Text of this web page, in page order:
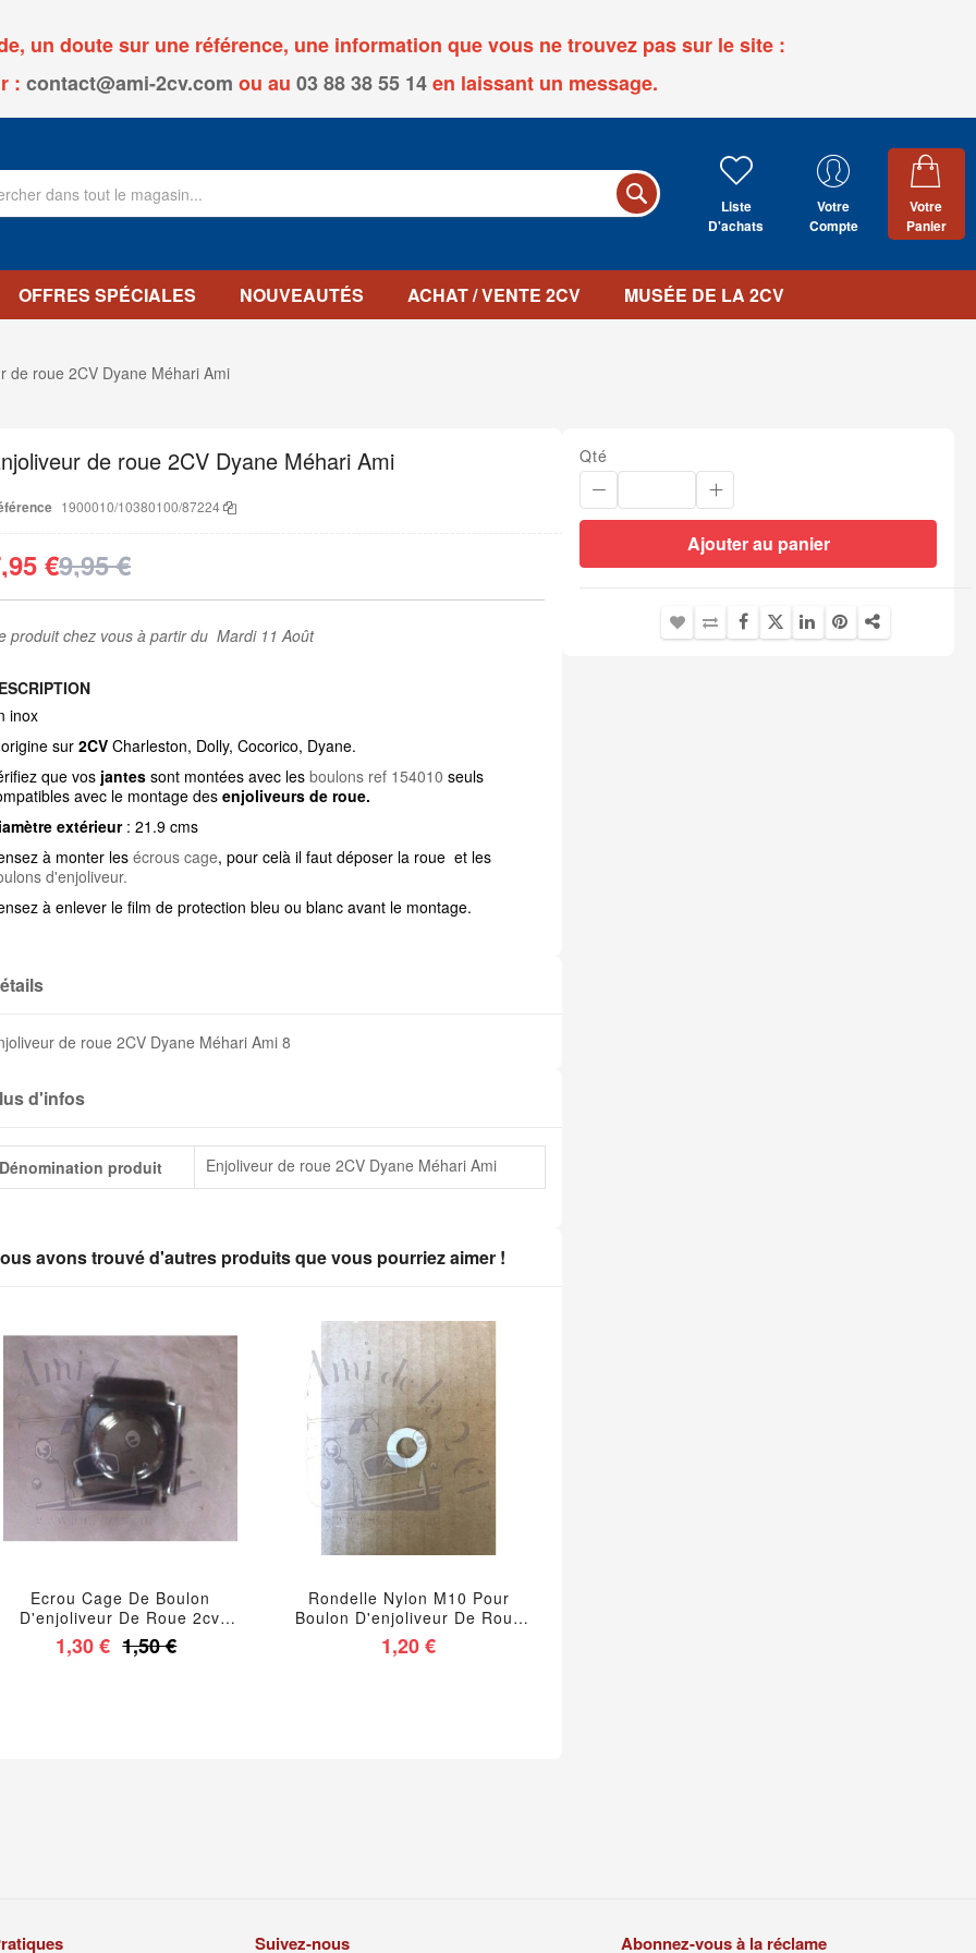
un doute sur une référence, une information que vous ne trouvez pas sur le site :
: contact@ami-2cv.com ou au 03 88 38 55 14en laissant un message.
Liste
D'achats
Votre
Compte
Votre
Panier
OFFRES SPÉCIALES NOUVEAUTÉS ACHAT / VENTE 2CV MUSÉE DE LA 2CV
de roue 2CV Dyane Méhari Ami
de roue 2CV Dyane Méhari Ami
1900010/10380100/87224
€9,95 €
produit chez vous à partir du Mardi 11 Août
inox
sur2CV Charleston, Dolly, Cocorico, Dyane.
que vos jantes sont montées avec les boulons ref 154010 seuls
avec le montage desenjoliveurs de roue.
extérieur: 21.9 cms
à monter les écrous cage, pour celà il faut déposer la roue et les
d'enjoliveur.
à enlever le film de protection bleu ou blanc avant le montage.
de roue 2CV Dyane Méhari Ami 8
d'infos
Dénomination produit Enjoliveur de roue 2CV Dyane Méhari Ami
avons trouvé d'autres produits que vous pourriez aimer !
Ecrou Cage De Boulon
D'enjoliveur De Roue 2cv
Dyane Ami 8 Qualité
Supérieure
1,30 € 1,50 €
Rondelle Nylon M10 Pour
Boulon D'enjoliveur De Roue
2cv
1,20 €
Qté
Ajouter au panier
Suivez-nous Abonnez-vous à la réclame